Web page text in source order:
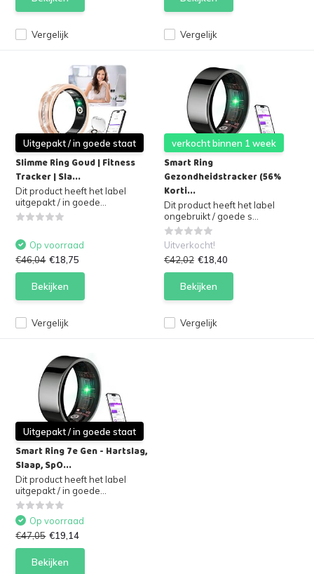
Vergelijk Vergelijk
Uitgepakt / in goede staat
Slimme Ring Goud | Fitness
Tracker | Sla...
Dit product heeft het label
uitgepakt / in goede...
Vergelijk
Op voorraad
€46,04 €18,75
Bekijken
verkocht binnen 1 week
Smart Ring
Gezondheidstracker (56%
Korti...
Dit product heeft het label
ongebruikt / goede s...
Vergelijk
Uitverkocht!
€42,02 €18,40
Bekijken
Uitgepakt / in goede staat
Smart Ring 7e Gen - Hartslag,
Slaap, SpO...
Dit product heeft het label
uitgepakt / in goede...
Op voorraad
€47,05 €19,14
Bekijken